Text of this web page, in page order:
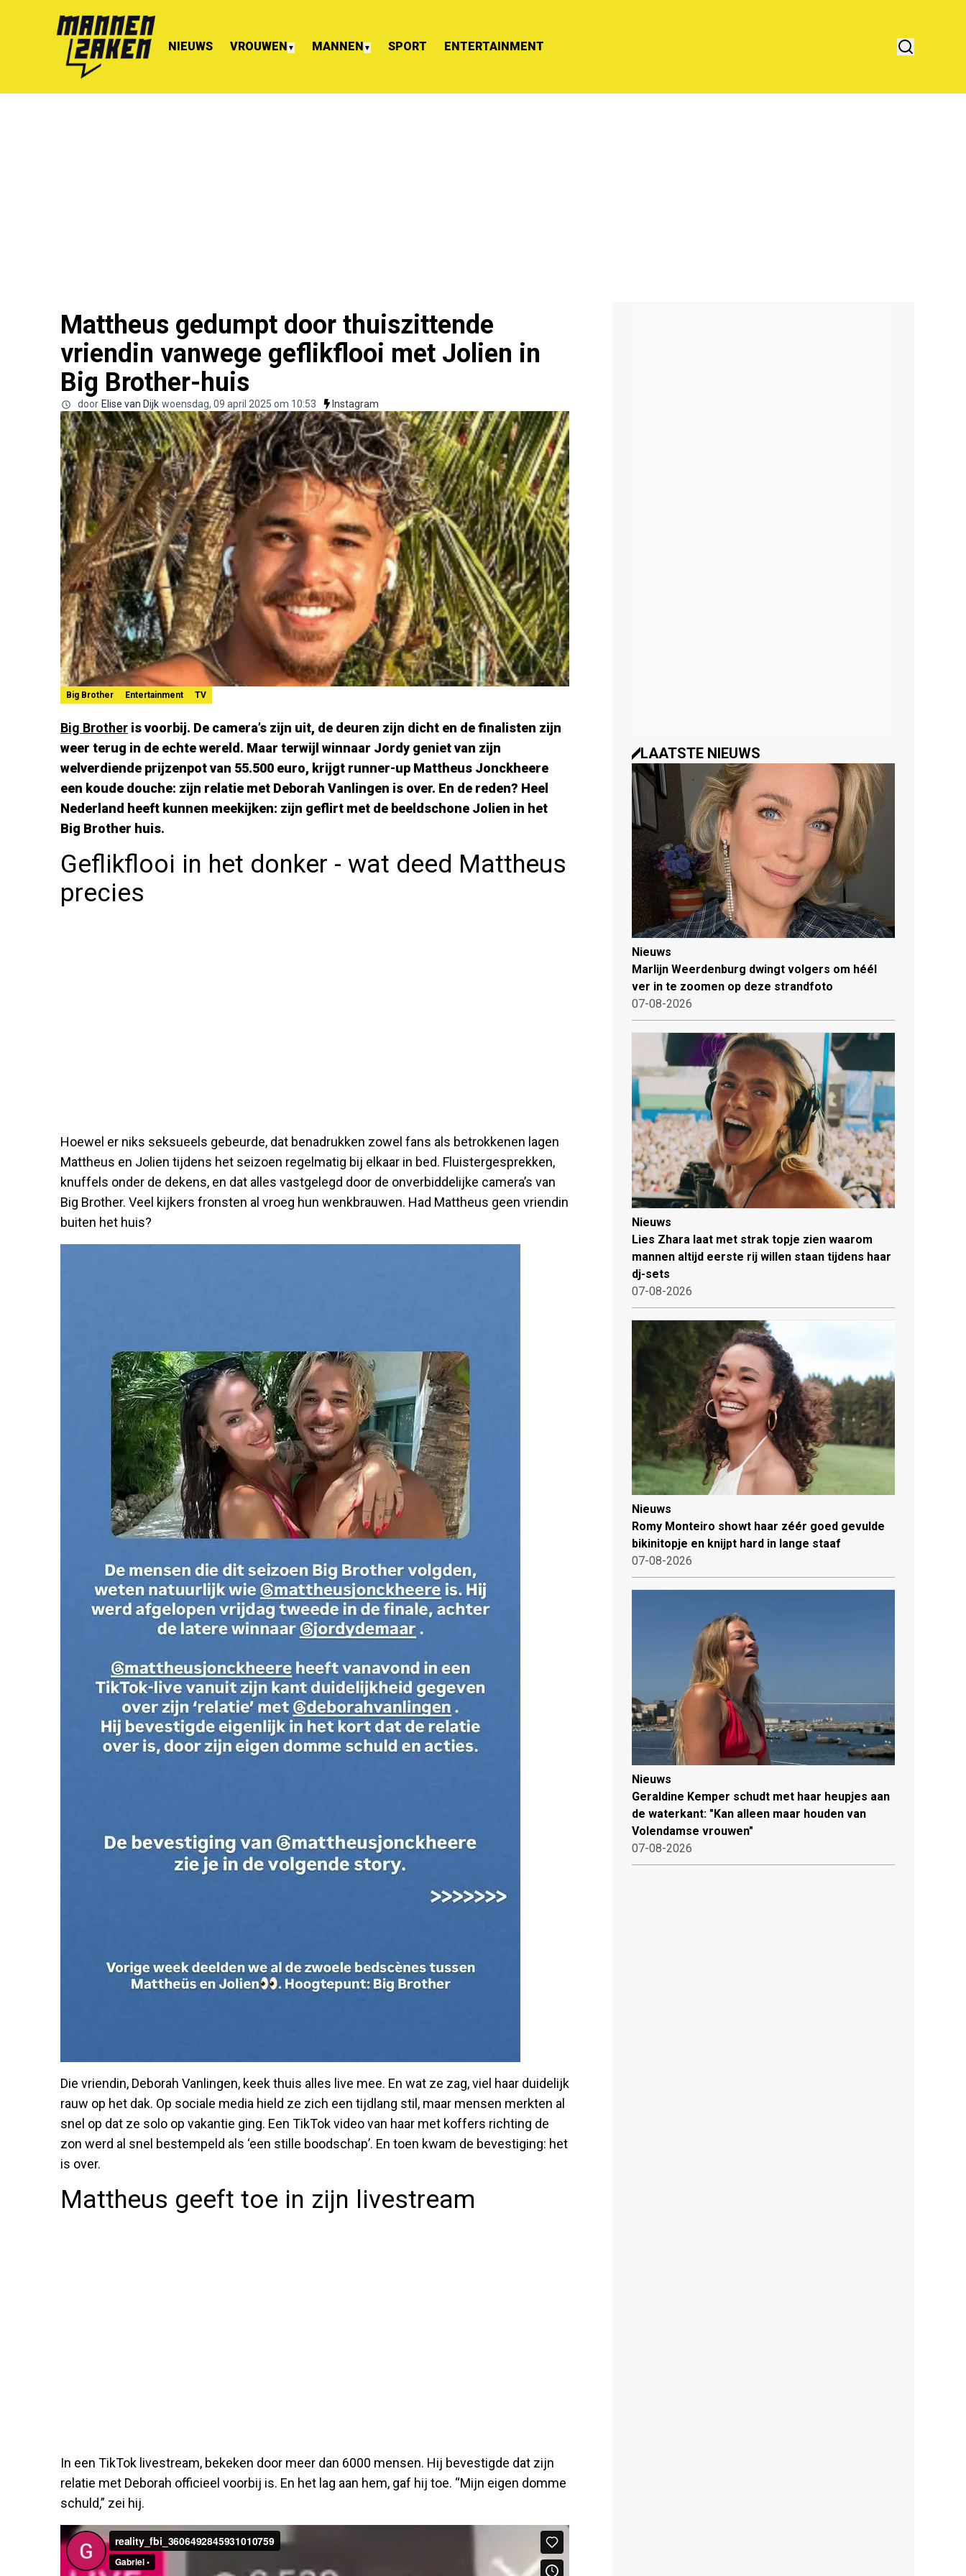
NIEUWS VROUWEN ▼ MANNEN ▼ SPORT ENTERTAINMENT
Mattheus gedumpt door thuiszittende
vriendin vanwege geflikflooi met Jolien in
Big Brother-huis
door Elise van Dijk woensdag, 09 april 2025 om 10:53 Instagram
Big Brother Entertainment TV
Big Brother is voorbij. De camera’s zijn uit, de deuren zijn dicht en de finalisten zijn
weer terug in de echte wereld. Maar terwijl winnaar Jordy geniet van zijn
welverdiende prijzenpot van 55.500 euro, krijgt runner-up Mattheus Jonckheere
een koude douche: zijn relatie met Deborah Vanlingen is over. En de reden? Heel
Nederland heeft kunnen meekijken: zijn geflirt met de beeldschone Jolien in het
Big Brother huis.
Geflikflooi in het donker - wat deed Mattheus
precies
Hoewel er niks seksueels gebeurde, dat benadrukken zowel fans als betrokkenen lagen
Mattheus en Jolien tijdens het seizoen regelmatig bij elkaar in bed. Fluistergesprekken,
knuffels onder de dekens, en dat alles vastgelegd door de onverbiddelijke camera’s van
Big Brother. Veel kijkers fronsten al vroeg hun wenkbrauwen. Had Mattheus geen vriendin
buiten het huis?
Die vriendin, Deborah Vanlingen, keek thuis alles live mee. En wat ze zag, viel haar duidelijk
rauw op het dak. Op sociale media hield ze zich een tijdlang stil, maar mensen merkten al
snel op dat ze solo op vakantie ging. Een TikTok video van haar met koffers richting de
zon werd al snel bestempeld als ‘een stille boodschap’. En toen kwam de bevestiging: het
is over.
Mattheus geeft toe in zijn livestream
In een TikTok livestream, bekeken door meer dan 6000 mensen. Hij bevestigde dat zijn
relatie met Deborah officieel voorbij is. En het lag aan hem, gaf hij toe. “Mijn eigen domme
schuld,” zei hij.
LAATSTE NIEUWS
Nieuws
Marlijn Weerdenburg dwingt volgers om héél
ver in te zoomen op deze strandfoto
07-08-2026
Nieuws
Lies Zhara laat met strak topje zien waarom
mannen altijd eerste rij willen staan tijdens haar
dj-sets
07-08-2026
Nieuws
Romy Monteiro showt haar zéér goed gevulde
bikinitopje en knijpt hard in lange staaf
07-08-2026
Nieuws
Geraldine Kemper schudt met haar heupjes aan
de waterkant: "Kan alleen maar houden van
Volendamse vrouwen"
07-08-2026